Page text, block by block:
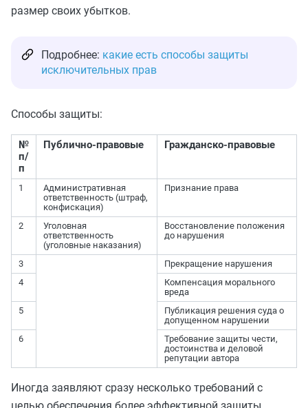
размер своих убытков.
Подробнее: какие есть способы защиты
исключительных прав
Способы защиты:
№
п/
п
Публично-правовые Гражданско-правовые
1
Административная
ответственность (штраф,
конфискация)
Признание права
2
Уголовная
ответственность
(уголовные наказания)
Восстановление положения
до нарушения
3
Прекращение нарушения
4
Компенсация морального
вреда
5
Публикация решения суда о
допущенном нарушении
6
Требование защиты чести,
достоинства и деловой
репутации автора
Иногда заявляют сразу несколько требований с